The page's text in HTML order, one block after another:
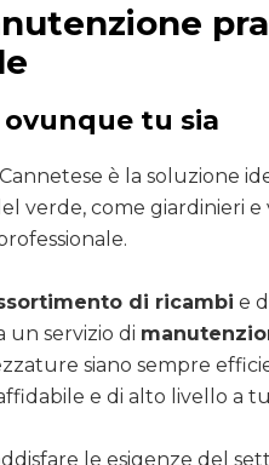
tu sia
è la soluzione
verde, come giardinieri
di ricambi e
un servizio di
siano sempre
e di alto livello a
le esigenze del